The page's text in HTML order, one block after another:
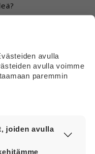
tukihenkilön
tarpeeksi.
avulla
avulla voimme
paremmin
joiden avulla
jotta